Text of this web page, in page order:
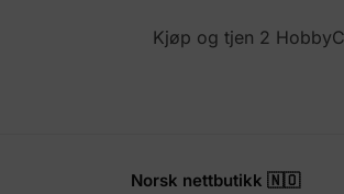
Kjøp og tjen 2
Norsk nettbutikk 🇳🇴